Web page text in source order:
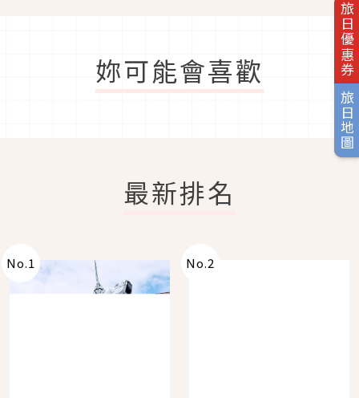
旅日優惠券
旅日地圖
妳可能會喜歡
最新排名
No.1 No.2